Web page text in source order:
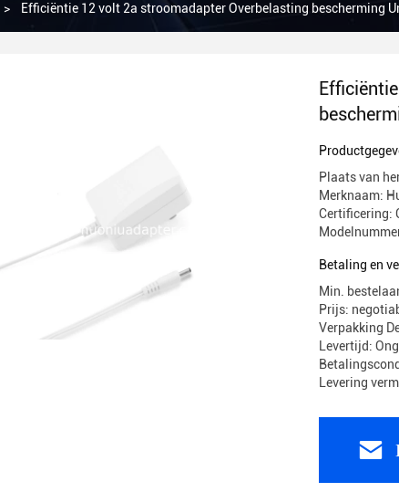
> Efficiëntie 12 volt 2a stroomadapter Overbelasting bescherming
Plaats van
Merknaam:
Certificering:
Betaling en
Min.
Prijs:
Verpakking
Levertijd:
Levering